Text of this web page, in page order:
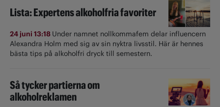
Lista: Expertens alkoholfria favoriter
24 juni 13:18 Under namnet nollkommafem delar influencern
Alexandra Holm med sig av sin nyktra livsstil. Här är hennes
bästa tips på alkoholfri dryck till semestern.
Så tycker partierna om
alkoholreklamen